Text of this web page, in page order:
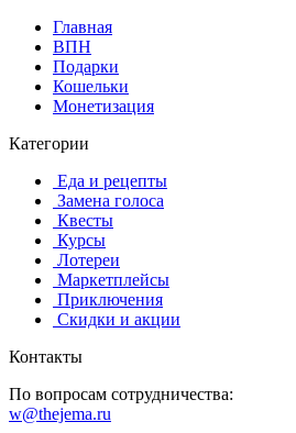
Главная
️ВПН
Подарки
Кошельки
Монетизация
Категории
️ ️Еда и рецепты
️ Замена голоса
️ Квесты
‍ Курсы
️ Лотереи
️ Маркетплейсы
️ Приключения
️ Скидки и акции
Контакты
По вопросам сотрудничества:
w@thejema.ru